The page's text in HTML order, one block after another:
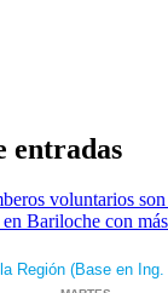
entradas
voluntarios
Bariloche con más